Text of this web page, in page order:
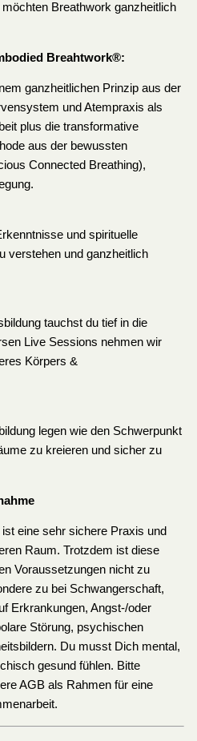
Breathwork ganzheitlich
Breahtwork®:
ganzheitlichen Prinzip aus der
und Atempraxis als
plus die transformative
aus der bewussten
Connected Breathing),
und spirituelle
verstehen und ganzheitlich
tauchst du tief in die
Live Sessions nehmen wir
Körpers &
legen wie den Schwerpunkt
zu kreieren und sicher zu
eine sehr sichere Praxis und
Raum. Trotzdem ist diese
Voraussetzungen nicht zu
zu bei Schwangerschaft,
Erkrankungen, Angst-/oder
Störung, psychischen
Du musst Dich mental,
gesund fühlen. Bitte
AGB als Rahmen für eine